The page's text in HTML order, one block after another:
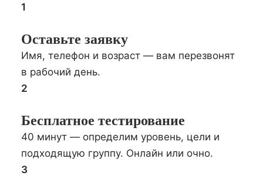
1
Оставьте заявку
Имя, телефон и возраст — вам перезвонят
в рабочий день.
2
Бесплатное тестирование
40 минут — определим уровень, цели и
подходящую группу. Онлайн или очно.
3